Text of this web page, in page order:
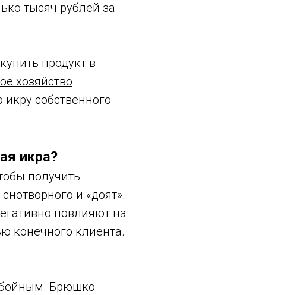
тысяч рублей за
продукт в
хозяйство
собственного
икра?
получить
и «доят».
повлияют на
конечного клиента.
Брюшко